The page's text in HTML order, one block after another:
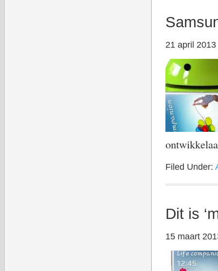
21 april 2013
Filed Under:
Dit is
15 maart